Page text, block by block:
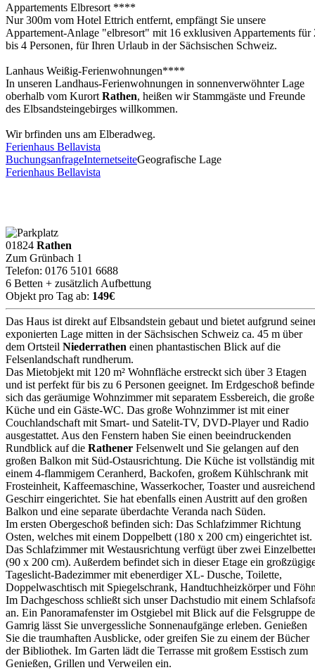
Appartements Elbresort ****
Nur 300m vom Hotel Ettrich entfernt, empfängt Sie unsere
Appartement-Anlage "elbresort" mit 16 exklusiven Appartements für
bis 4 Personen, für Ihren Urlaub in der Sächsischen Schweiz.
Lanhaus Weißig-Ferienwohnungen****
In unseren Landhaus-Ferienwohnungen in sonnenverwöhnter Lage
oberhalb vom Kurort Rathen, heißen wir Stammgäste und Freunde
des Elbsandsteingebirges willkommen.
Wir brfinden uns am Elberadweg.
Ferienhaus Bellavista
BuchungsanfrageInternetseiteGeografische Lage
Ferienhaus Bellavista
01824 Rathen
Zum Grünbach 1
Telefon: 0176 5101 6688
6 Betten + zusätzlich Aufbettung
Objekt pro Tag ab: 149€
Das Haus ist direkt auf Elbsandstein gebaut und bietet aufgrund
exponierten Lage mitten in der Sächsischen Schweiz ca. 45 m über
dem Ortsteil Niederrathen einen phantastischen Blick auf die
Felsenlandschaft rundherum.
Das Mietobjekt mit 120 m² Wohnfläche erstreckt sich über 3 Etagen
und ist perfekt für bis zu 6 Personen geeignet. Im Erdgeschoß
sich das geräumige Wohnzimmer mit separatem Essbereich, die große
Küche und ein Gäste-WC. Das große Wohnzimmer ist mit einer
Couchlandschaft mit Smart- und Satelit-TV, DVD-Player und Radio
ausgestattet. Aus den Fenstern haben Sie einen beeindruckenden
Rundblick auf die Rathener Felsenwelt und Sie gelangen auf den
großen Balkon mit Süd-Ostausrichtung. Die Küche ist vollständig mit
einem 4-flammigem Ceranherd, Backofen, großem Kühlschrank mit
Frosteinheit, Kaffeemaschine, Wasserkocher, Toaster und ausreichend
Geschirr eingerichtet. Sie hat ebenfalls einen Austritt auf den großen
Balkon und eine separate überdachte Veranda nach Süden.
Im ersten Obergeschoß befinden sich: Das Schlafzimmer Richtung
Osten, welches mit einem Doppelbett (180 x 200 cm) eingerichtet ist.
Das Schlafzimmer mit Westausrichtung verfügt über zwei
(90 x 200 cm). Außerdem befindet sich in dieser Etage ein
Tageslicht-Badezimmer mit ebenerdiger XL- Dusche, Toilette,
Doppelwaschtisch mit Spiegelschrank, Handtuchheizkörper und
Im Dachgeschoss schließt sich unser Dachstudio mit einem
an. Ein Panoramafenster im Ostgiebel mit Blick auf die Felsgruppe
Gamrig lässt Sie unvergessliche Sonnenaufgänge erleben. Genießen
Sie die traumhaften Ausblicke, oder greifen Sie zu einem der Bücher
der Bibliothek. Im Garten lädt die Terrasse mit großem Esstisch zum
Genießen, Grillen und Verweilen ein.